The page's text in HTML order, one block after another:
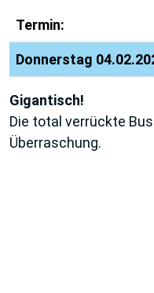
Termin:
Donnerstag
Gigantisch!
Die total verrückte
Überraschung.